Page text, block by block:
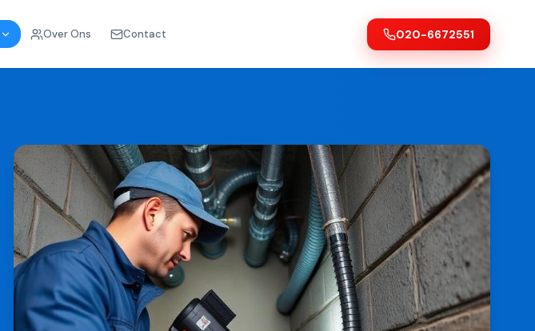
Over Ons Contact 020-6672551